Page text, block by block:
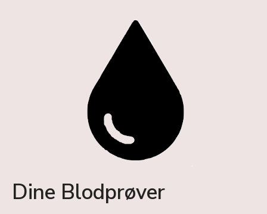
Dine Blodprøver